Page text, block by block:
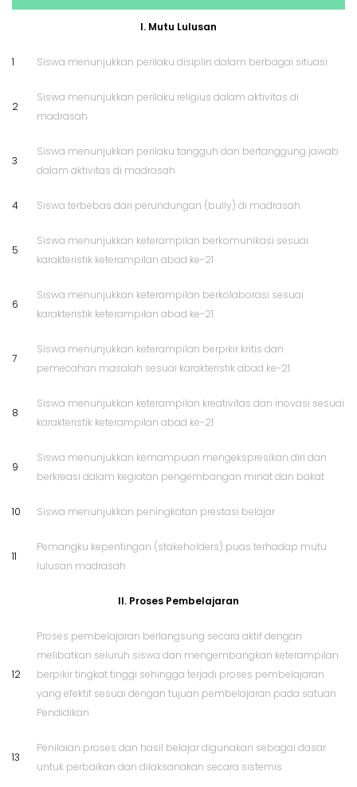
I. Mutu Lulusan
1 Siswa menunjukkan perilaku disiplin dalam berbagai situasi
2
Siswa menunjukkan perilaku religius dalam aktivitas di
madrasah
3
Siswa menunjukkan perilaku tangguh dan bertanggung jawab
dalam aktivitas di madrasah
4 Siswa terbebas dari perundungan (bully) di madrasah
5
Siswa menunjukkan keterampilan berkomunikasi sesuai
karakteristik keterampilan abad ke-21
6
Siswa menunjukkan keterampilan berkolaborasi sesuai
karakteristik keterampilan abad ke-21.
7
Siswa menunjukkan keterampilan berpikir kritis dan
pemecahan masalah sesuai karakteristik abad ke-21
8
Siswa menunjukkan keterampilan kreativitas dan inovasi sesuai
karakteristik keterampilan abad ke-21
9
Siswa menunjukkan kemampuan mengekspresikan diri dan
berkreasi dalam kegiatan pengembangan minat dan bakat
10 Siswa menunjukkan peningkatan prestasi belajar
11
Pemangku kepentingan (stakeholders) puas terhadap mutu
lulusan madrasah
II. Proses Pembelajaran
12
Proses pembelajaran berlangsung secara aktif dengan
melibatkan seluruh siswa dan mengembangkan keterampilan
berpikir tingkat tinggi sehingga terjadi proses pembelajaran
yang efektif sesuai dengan tujuan pembelajaran pada satuan
Pendidikan
13
Penilaian proses dan hasil belajar digunakan sebagai dasar
untuk perbaikan dan dilaksanakan secara sistemis